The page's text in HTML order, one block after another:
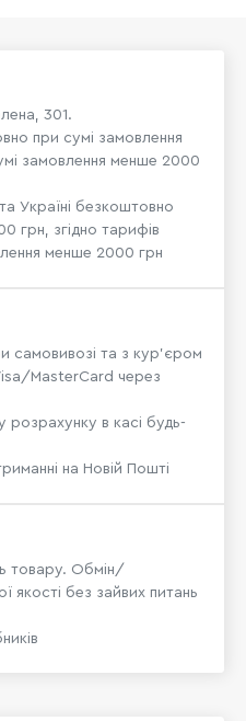
301.
при сумі замовлення
замовлення менше 2000
Україні безкоштовно
грн, згідно тарифів
менше 2000 грн
самовивозі та з кур’єром
MasterCard через
розрахунку в касі будь-
на Новій Пошті
товару. Обмін/
якості без зайвих питань